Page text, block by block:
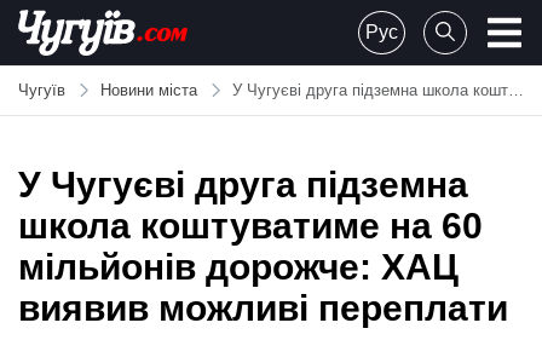
Skip
content
Chuguiv
Рус
Чугуїв Новини міста У Чугуєві друга підземна школа коштуватиме на 60 мільйонів дорожче: ХАЦ виявив можливі переплати
У Чугуєві друга підземна
школа коштуватиме на 60
мільйонів дорожче: ХАЦ
виявив можливі переплати